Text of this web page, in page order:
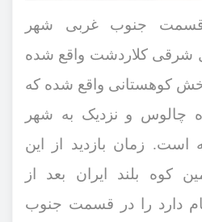
جنوب غربی شهر
کلاردشت واقع شده
کوهستانی واقع شده که
جاده چالوس و نزدیک به شهر
است. زمان بازدید از این
کوه بلند ایران بعد از
دارد را در قسمت جنوب